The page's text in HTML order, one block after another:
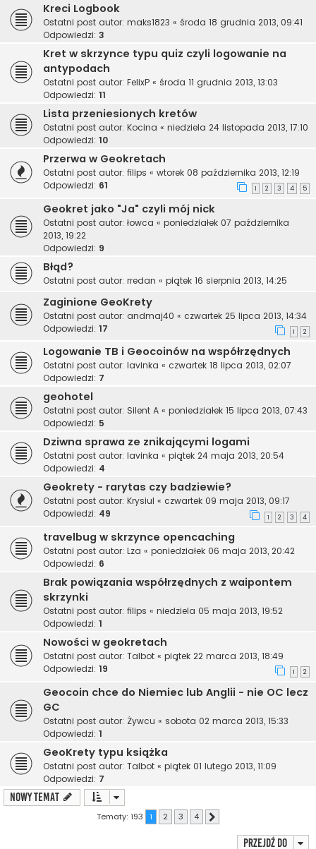
Kreci Logbook
Ostatni post autor: maks1823 « środa 18 grudnia 2013, 09:41
Odpowiedzi: 3
Kret w skrzynce typu quiz czyli logowanie na
antypodach
Ostatni post autor: FelixP « środa 11 grudnia 2013, 13:03
Odpowiedzi: 11
Lista przeniesionych kretów
Ostatni post autor: Kocina « niedziela 24 listopada 2013, 17:10
Odpowiedzi: 10
Przerwa w Geokretach
Ostatni post autor: filips « wtorek 08 października 2013, 12:19
Odpowiedzi: 61 1 2 3 4 5
Geokret jako "Ja" czyli mój nick
Ostatni post autor: łowca « poniedziałek 07 października
2013, 19:22
Odpowiedzi: 9
Błąd?
Ostatni post autor: rredan « piątek 16 sierpnia 2013, 14:25
Zaginione GeoKrety
Ostatni post autor: andmaj40 « czwartek 25 lipca 2013, 14:34
Odpowiedzi: 17 1 2
Logowanie TB i Geocoinów na współrzędnych
Ostatni post autor: lavinka « czwartek 18 lipca 2013, 02:07
Odpowiedzi: 7
geohotel
Ostatni post autor: Silent A « poniedziałek 15 lipca 2013, 07:43
Odpowiedzi: 5
Dziwna sprawa ze znikającymi logami
Ostatni post autor: lavinka « piątek 24 maja 2013, 20:54
Odpowiedzi: 4
Geokrety - rarytas czy badziewie?
Ostatni post autor: Krysiul « czwartek 09 maja 2013, 09:17
Odpowiedzi: 49 1 2 3 4
travelbug w skrzynce opencaching
Ostatni post autor: Lza « poniedziałek 06 maja 2013, 20:42
Odpowiedzi: 6
Brak powiązania współrzędnych z waipontem
skrzynki
Ostatni post autor: filips « niedziela 05 maja 2013, 19:52
Odpowiedzi: 1
Nowości w geokretach
Ostatni post autor: Talbot « piątek 22 marca 2013, 18:49
Odpowiedzi: 19 1 2
Geocoin chce do Niemiec lub Anglii - nie OC lecz
GC
Ostatni post autor: Żywcu « sobota 02 marca 2013, 15:33
Odpowiedzi: 1
GeoKrety typu książka
Ostatni post autor: Talbot « piątek 01 lutego 2013, 11:09
Odpowiedzi: 7
NOWY TEMAT
Tematy: 193 1 2 3 4
Przejdź do